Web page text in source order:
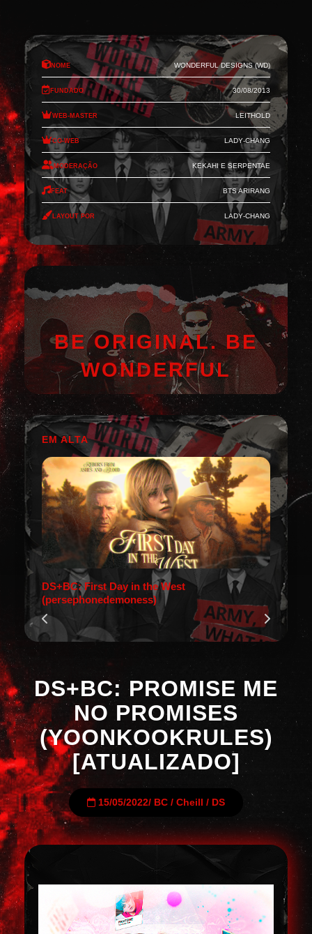
Nome Wonderful Designs (WD)
Fundado 30/08/2013
Web-Master Leithold
Co-Web Lady-Chang
Moderação Kekahi e Serpentae
Feat BTS Arirang
Layout por Lady-Chang
BE ORIGINAL. BE
WONDERFUL
EM ALTA
DS+BC: First Day in the West
(persephonedemoness)
DS+BC: PROMISE ME
NO PROMISES
(YOONKOOKRULES)
[ATUALIZADO]
15/05/2022/ BC / Cheill / DS